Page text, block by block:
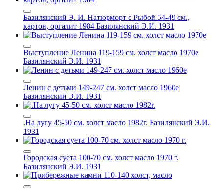
Базилянский Э. И. Натюрморт с Рыбой 54-49 см.,
картон, оргалит 1984 Базилянский Э.И. 1931
Выступление Ленина 119-159 см. холст масло 1970е
Базилянский Э.И. 1931
Ленин с детьми 149-247 см. холст масло 1960е
Базилянский Э.И. 1931
.На лугу 45-50 см. холст масло 1982г. Базилянский Э.И.
1931
Городская суета 100-70 см. холст масло 1970 г.
Базилянский Э.И. 1931